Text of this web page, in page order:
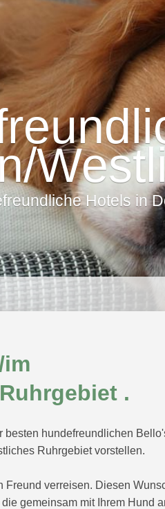
Hotels in
.
besten hundefreundlichen
Ruhrgebiet vorstellen.
Freund verreisen. Diesen
gemeinsam mit Ihrem Hund